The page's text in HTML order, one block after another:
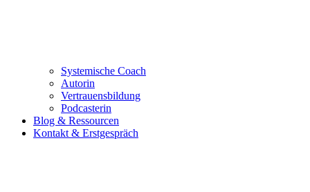
Systemische Coach
Autorin
Vertrauensbildung
Podcasterin
Blog & Ressourcen
Kontakt & Erstgespräch